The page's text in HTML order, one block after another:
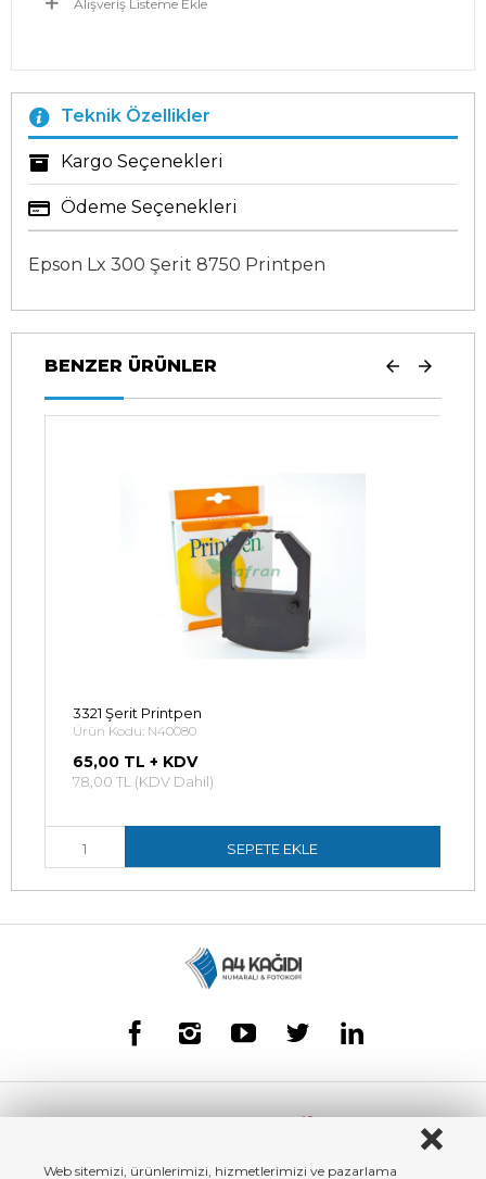
Alışveriş Listeme Ekle
Teknik Özellikler
Kargo Seçenekleri
Ödeme Seçenekleri
Epson Lx 300 Şerit 8750 Printpen
BENZER ÜRÜNLER
3321 Şerit Printpen
Ürün Kodu: N40080
65,00 TL + KDV
78,00 TL (KDV Dahil)
SEPETE EKLE
Web sitemizi, ürünlerimizi, hizmetlerimizi ve pazarlama